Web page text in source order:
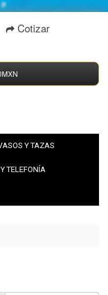
Cotizar
Y TAZAS
TELEFONÍA